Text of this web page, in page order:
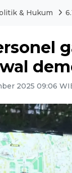
& Hukum
2025 09:06